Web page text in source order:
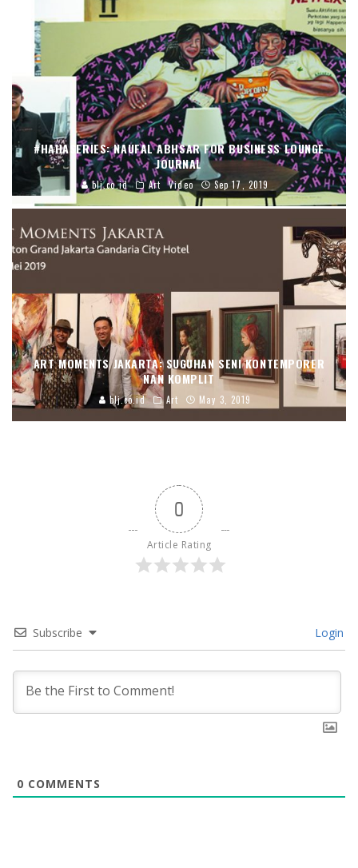
#HAHASERIES: NAUFAL ABHSAR FOR BUSINESS LOUNGE
JOURNAL
blj.co.id Art Video Sep 17, 2019
ART MOMENTS JAKARTA: SUGUHAN SENI KONTEMPORER
NAN KOMPLIT
blj.co.id Art May 3, 2019
0
Article Rating
Subscribe Login
0 COMMENTS